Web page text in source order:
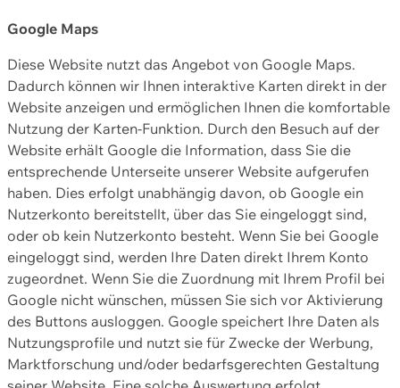
Google Maps
Diese Website nutzt das Angebot von Google Maps.
Dadurch können wir Ihnen interaktive Karten direkt in der
Website anzeigen und ermöglichen Ihnen die komfortable
Nutzung der Karten-Funktion. Durch den Besuch auf der
Website erhält Google die Information, dass Sie die
entsprechende Unterseite unserer Website aufgerufen
haben. Dies erfolgt unabhängig davon, ob Google ein
Nutzerkonto bereitstellt, über das Sie eingeloggt sind,
oder ob kein Nutzerkonto besteht. Wenn Sie bei Google
eingeloggt sind, werden Ihre Daten direkt Ihrem Konto
zugeordnet. Wenn Sie die Zuordnung mit Ihrem Profil bei
Google nicht wünschen, müssen Sie sich vor Aktivierung
des Buttons ausloggen. Google speichert Ihre Daten als
Nutzungsprofile und nutzt sie für Zwecke der Werbung,
Marktforschung und/oder bedarfsgerechten Gestaltung